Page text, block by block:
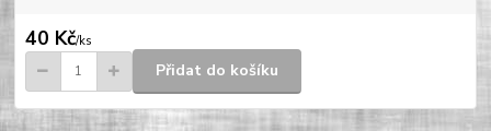
40 Kč/ks
Přidat do košíku